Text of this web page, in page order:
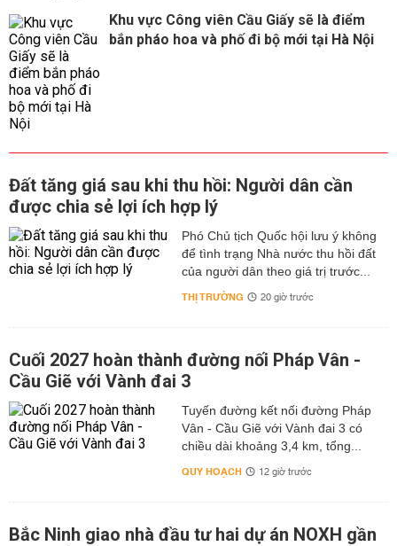
Khu vực Công viên Cầu Giấy sẽ là điểm
bắn pháo hoa và phố đi bộ mới tại Hà Nội
Đất tăng giá sau khi thu hồi: Người dân cần
được chia sẻ lợi ích hợp lý
Phó Chủ tịch Quốc hội lưu ý không
để tình trạng Nhà nước thu hồi đất
của người dân theo giá trị trước...
THỊ TRƯỜNG 20 giờ trước
Cuối 2027 hoàn thành đường nối Pháp Vân -
Cầu Giẽ với Vành đai 3
Tuyến đường kết nối đường Pháp
Vân - Cầu Giẽ với Vành đai 3 có
chiều dài khoảng 3,4 km, tổng...
QUY HOẠCH 12 giờ trước
Bắc Ninh giao nhà đầu tư hai dự án NOXH gần